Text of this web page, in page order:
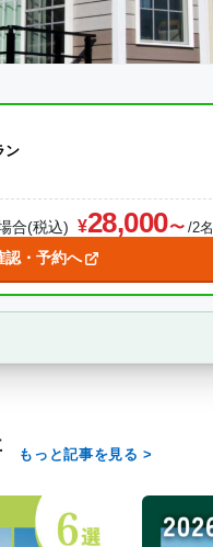
ン
合(税込) 28,000 /2名
認・予約へ
もっと記事を見る